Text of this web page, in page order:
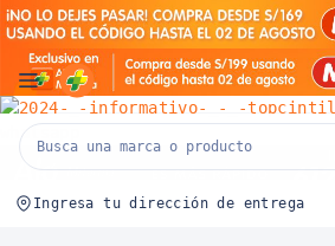
Mifarma
Ingresa tu dirección de entrega